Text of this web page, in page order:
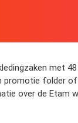
met
promotie folder
over de Etam